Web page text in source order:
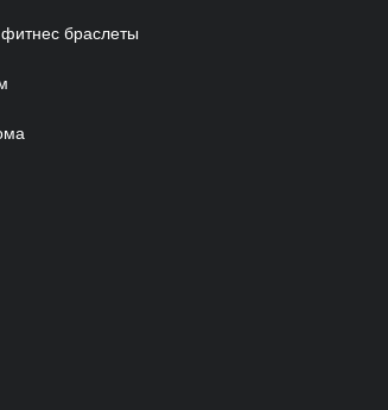
браслеты